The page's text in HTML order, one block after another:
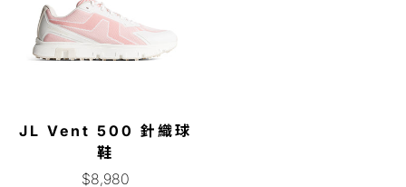
JL Vent 500 針織球
鞋
正
$8,980